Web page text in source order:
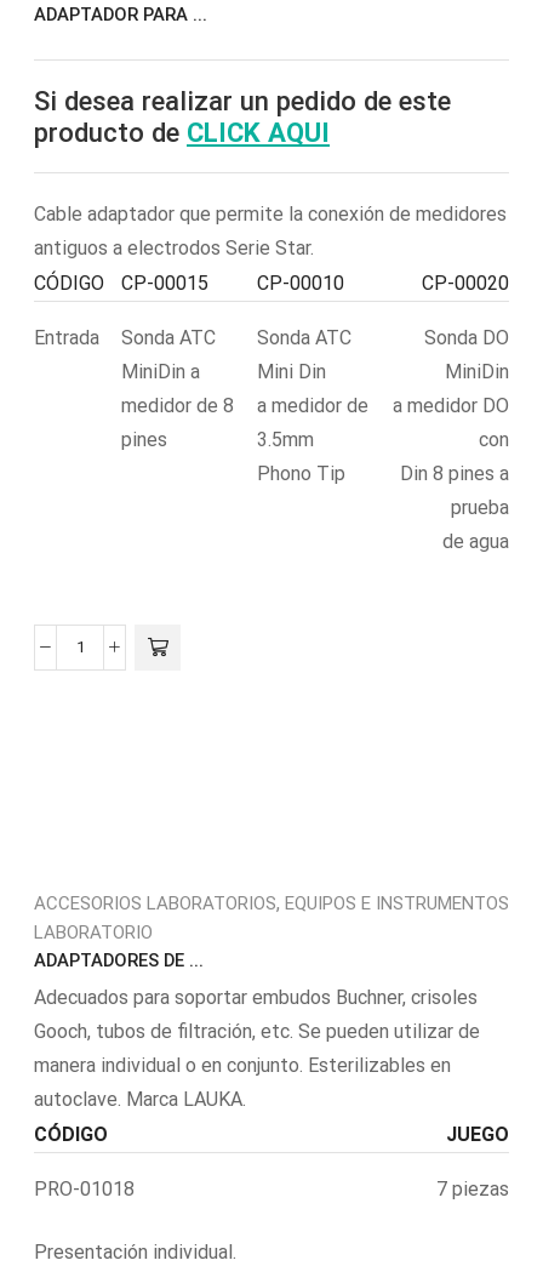
ADAPTADOR PARA ...
Si desea realizar un pedido de este
producto de CLICK AQUI
Cable adaptador que permite la conexión de medidores
antiguos a electrodos Serie Star.
CÓDIGO
CP-00015 CP-00010 CP-00020
Entrada
Sonda ATC
MiniDin a
medidor de 8
pines
Sonda ATC
Mini Din
a medidor de
3.5mm
Phono Tip
Sonda DO
MiniDin
a medidor DO
con
Din 8 pines a
prueba
de agua
ACCESORIOS LABORATORIOS, EQUIPOS E INSTRUMENTOS
LABORATORIO
ADAPTADORES DE ...
Adecuados para soportar embudos Buchner, crisoles
Gooch, tubos de filtración, etc. Se pueden utilizar de
manera individual o en conjunto. Esterilizables en
autoclave. Marca LAUKA.
CÓDIGO
JUEGO
PRO-01018 7 piezas
Presentación individual.